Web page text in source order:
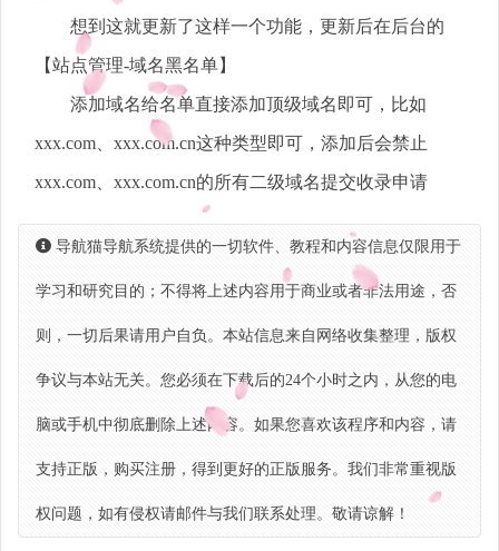
想到这就更新了这样一个功能，更新后在后台的
【站点管理-域名黑名单】
添加域名给名单直接添加顶级域名即可，比如
xxx.com、xxx.com.cn这种类型即可，添加后会禁止
xxx.com、xxx.com.cn的所有二级域名提交收录申请
导航猫导航系统提供的一切软件、教程和内容信息仅限用于
学习和研究目的；不得将上述内容用于商业或者非法用途，否
则，一切后果请用户自负。本站信息来自网络收集整理，版权
争议与本站无关。您必须在下载后的24个小时之内，从您的电
脑或手机中彻底删除上述内容。如果您喜欢该程序和内容，请
支持正版，购买注册，得到更好的正版服务。我们非常重视版
权问题，如有侵权请邮件与我们联系处理。敬请谅解！